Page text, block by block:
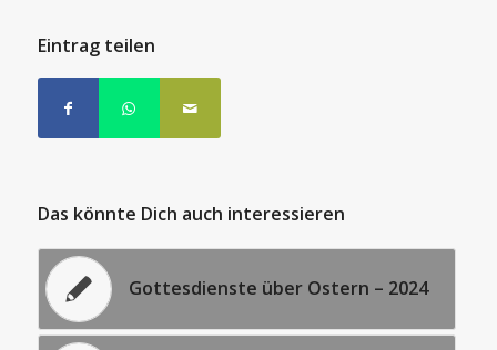
Eintrag teilen
Das könnte Dich auch interessieren
Gottesdienste über Ostern – 2024